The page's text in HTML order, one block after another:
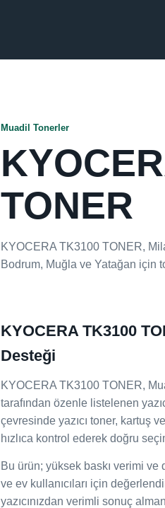
Muadil Tonerler
TONER
KYOCERA TK3100 TONER,
Bodrum, Muğla ve Yatağan için
KYOCERA TK3100
Desteği
KYOCERA TK3100 TONER,
tarafından özenle listelenen
çevresinde yazıcı toner, kartuş
hızlıca kontrol ederek doğru
Bu ürün; yüksek baskı verimi
ve ev kullanıcıları için
yazıcınızdan verimli sonuç